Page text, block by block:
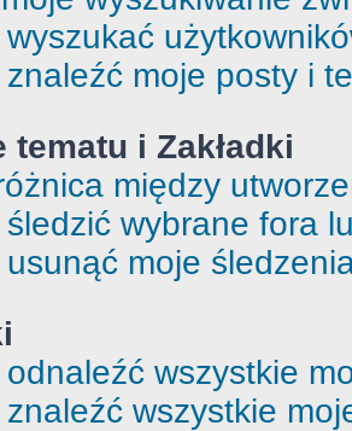
moje posty i
tematu i Zakładki
między
wybrane fora
moje
wszystkie
wszystkie